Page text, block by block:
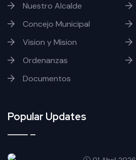
Nuestro Alcalde
Concejo Municipal
Vision y Mision
Ordenanzas
Documentos
Popular Updates